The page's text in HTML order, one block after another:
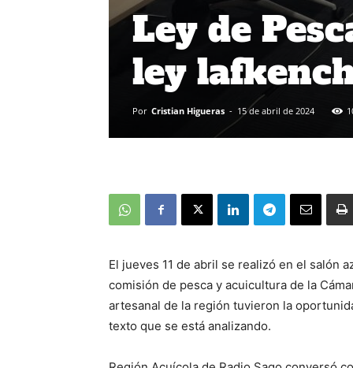
Ley de
ley
Por Cristian Higueras - 15 de abril de 2024
El jueves 11 de abril se realizó en el salón
comisión de pesca y acuicultura de la
artesanal de la región tuvieron la
texto que se está analizando.